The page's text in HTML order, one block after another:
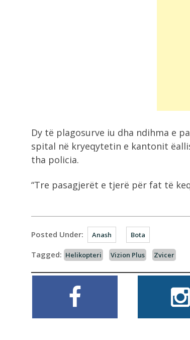
Dy të plagosurve iu dha ndihma e
spital në kryeqytetin e kantonit
tha policia.
“Tre pasagjerët e tjerë për fat të
Posted Under: Anash Bota
Tagged: Helikopteri Vizion Plus Zvicer